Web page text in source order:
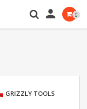
 0
GRIZZLY TOOLS